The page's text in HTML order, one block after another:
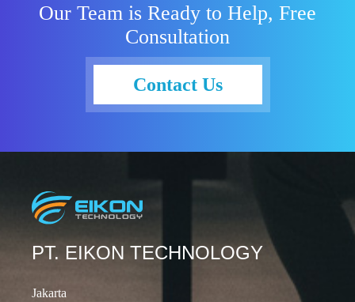
Our Team is Ready to Help, Free
Consultation
Contact Us
PT. EIKON TECHNOLOGY
Jakarta